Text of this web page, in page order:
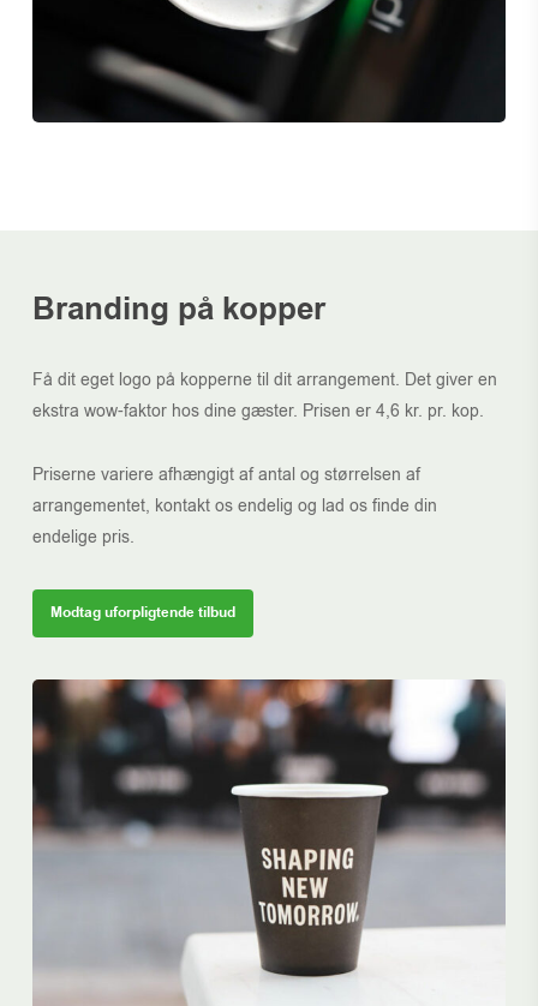
Branding på kopper
Få dit eget logo på kopperne til dit arrangement. Det giver en
ekstra wow-faktor hos dine gæster. Prisen er 4,6 kr. pr. kop.
Priserne variere afhængigt af antal og størrelsen af
arrangementet, kontakt os endelig og lad os finde din
endelige pris.
Modtag uforpligtende tilbud